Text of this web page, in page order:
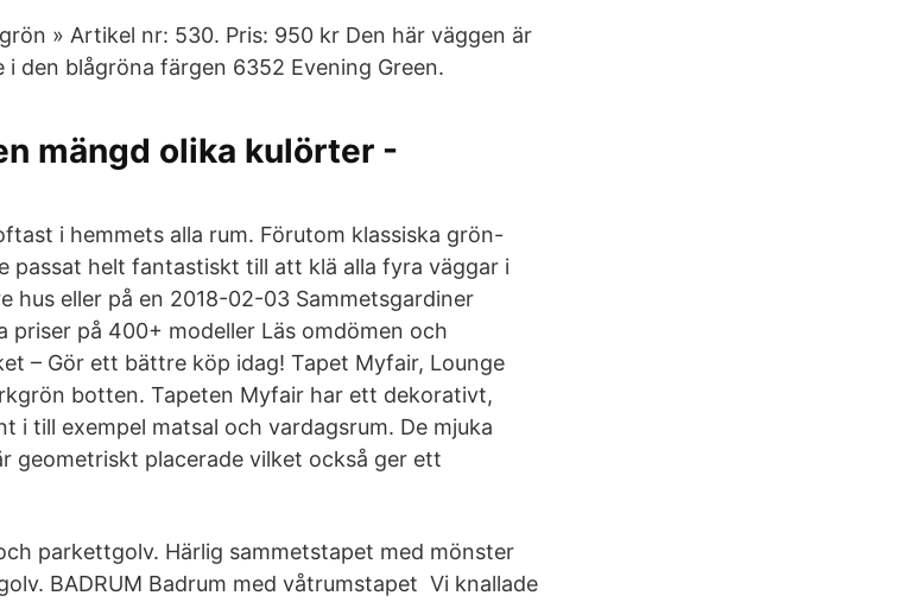
» Artikel nr: 530. Pris: 950 kr Den här väggen är
i den blågröna färgen 6352 Evening Green.
mängd olika kulörter -
i hemmets alla rum. Förutom klassiska grön-
passat helt fantastiskt till att klä alla fyra väggar i
hus eller på en 2018-02-03 Sammetsgardiner
priser på 400+ modeller Läs omdömen och
– Gör ett bättre köp idag! Tapet Myfair, Lounge
botten. Tapeten Myfair har ett dekorativt,
i till exempel matsal och vardagsrum. De mjuka
geometriskt placerade vilket också ger ett
parkettgolv. Härlig sammetstapet med mönster
BADRUM Badrum med våtrumstapet Vi knallade